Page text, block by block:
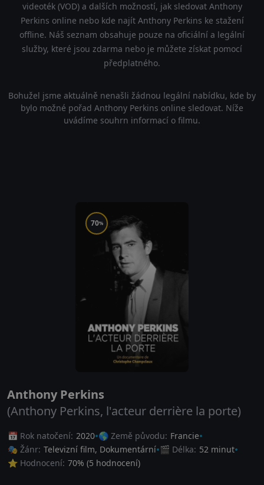
videoték (VOD) a dalších možností, jak sledovat Anthony
Perkins online nebo kde najít Anthony Perkins ke stažení
offline. Náš seznam obsahuje pouze na oficiální a legální
služby, které jsou zdarma nebo je můžete získat pomocí
předplatného.
Bohužel jsme aktuálně nenašli žádnou legální nabídku, kde by
bylo možné pořad Anthony Perkins online sledovat. Níže
uvádíme souhrn informací o filmu.
70%
Anthony Perkins
(Anthony Perkins, l'acteur derrière la porte)
📅 Rok natočení: 2020 🌎 Země původu: Francie
🎭 Žánr: Televizní film, Dokumentární 🎬 Délka: 52 minut
⭐ Hodnocení: 70% (5 hodnocení)